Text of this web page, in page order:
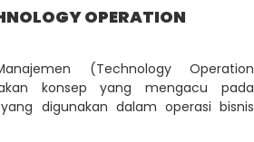
OPERATION
(Technology Operation
konsep yang mengacu pada
digunakan dalam operasi bisnis